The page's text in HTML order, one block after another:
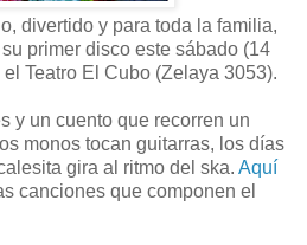
divertido y para toda la familia,
primer disco este sábado (14
Teatro El Cubo (Zelaya 3053).
y un cuento que recorren un
monos tocan guitarras, los días
gira al ritmo del ska. Aquí
canciones que componen el